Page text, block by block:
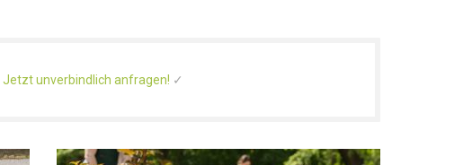
Jetzt unverbindlich anfragen! ✓